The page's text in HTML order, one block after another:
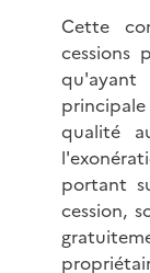
Cette
cessions
qualité
portant
cession,